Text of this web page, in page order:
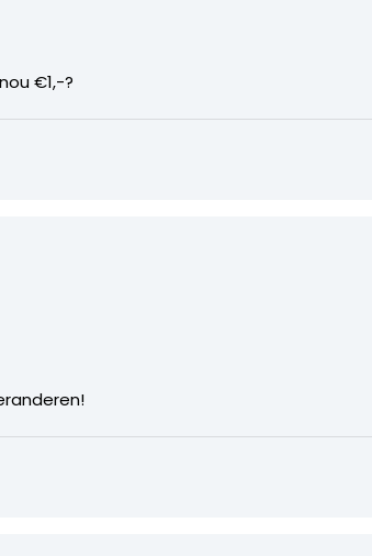
€1,-?